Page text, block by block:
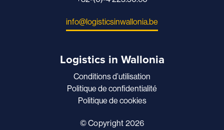
info@logisticsinwallonia.be
Logistics in Wallonia
Conditions d’utilisation
Politique de confidentialité
Politique de cookies
© Copyright 2026